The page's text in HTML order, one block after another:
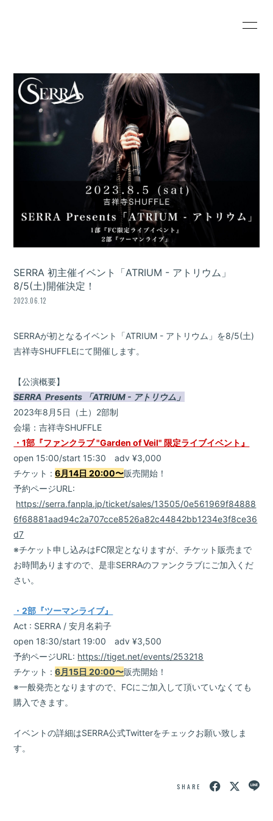
SCHEDULE
PROFILE
VIDEO
DISCOGRAPHY
BLOG
MOVIE
PHOTO
SERRA 初主催イベント「ATRIUM - アトリウム」
8/5(土)開催決定！
2023.06.12
SERRAが初となるイベント「ATRIUM - アトリウム」を8/5(土)
吉祥寺SHUFFLEにて開催します。
【公演概要】
SERRA Presents 「ATRIUM - アトリウム」
2023年8月5日（土）2部制
会場：吉祥寺SHUFFLE
・1部『ファンクラブ "Garden of Veil" 限定ライブイベント』
open 15:00/start 15:30 adv ¥3,000
チケット :6月14日 20:00〜販売開始！
予約ページURL:
https://serra.fanpla.jp/ticket/sales/13505/0e561969f84888
6f68881aad94c2a707cce8526a82c44842bb1234e3f8ce36
d7
※チケット申し込みはFC限定となりますが、チケット販売まで
お時間ありますので、是非SERRAのファンクラブにご加入くだ
さい。
・2部『ツーマンライブ』
Act : SERRA / 安月名莉子
open 18:30/start 19:00 adv ¥3,500
予約ページURL: https://tiget.net/events/253218
チケット :6月15日 20:00〜販売開始！
※一般発売となりますので、FCにご加入して頂いていなくても
購入できます。
イベントの詳細はSERRA公式Twitterをチェックお願い致しま
す。
SHARE